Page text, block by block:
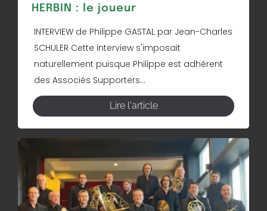
HERBIN : le joueur
INTERVIEW de Philippe GASTAL par Jean-Charles
SCHULER Cette interview s'imposait
naturellement puisque Philippe est adhérent
des Associés Supporters...
Lire l'article